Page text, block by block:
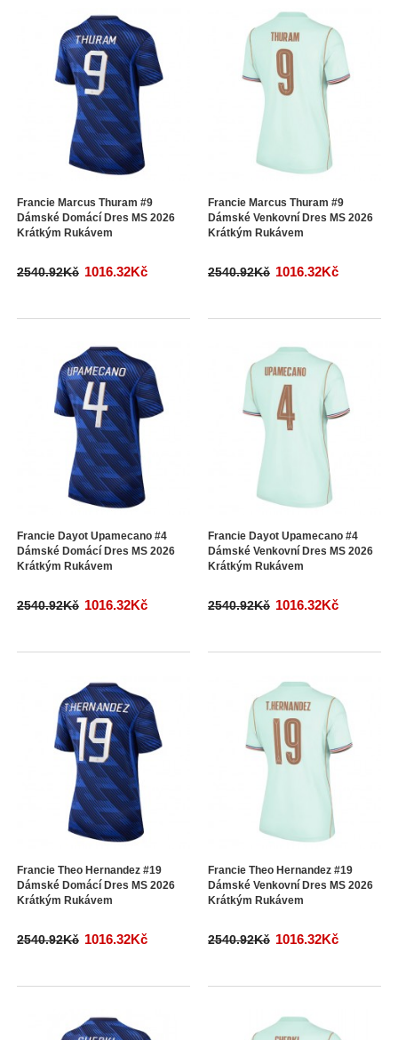
Francie Marcus Thuram #9
Dámské Domácí Dres MS 2026
Krátkým Rukávem
2540.92Kč 1016.32Kč
Francie Marcus Thuram #9
Dámské Venkovní Dres MS 2026
Krátkým Rukávem
2540.92Kč 1016.32Kč
Francie Dayot Upamecano #4
Dámské Domácí Dres MS 2026
Krátkým Rukávem
2540.92Kč 1016.32Kč
Francie Dayot Upamecano #4
Dámské Venkovní Dres MS 2026
Krátkým Rukávem
2540.92Kč 1016.32Kč
Francie Theo Hernandez #19
Dámské Domácí Dres MS 2026
Krátkým Rukávem
2540.92Kč 1016.32Kč
Francie Theo Hernandez #19
Dámské Venkovní Dres MS 2026
Krátkým Rukávem
2540.92Kč 1016.32Kč